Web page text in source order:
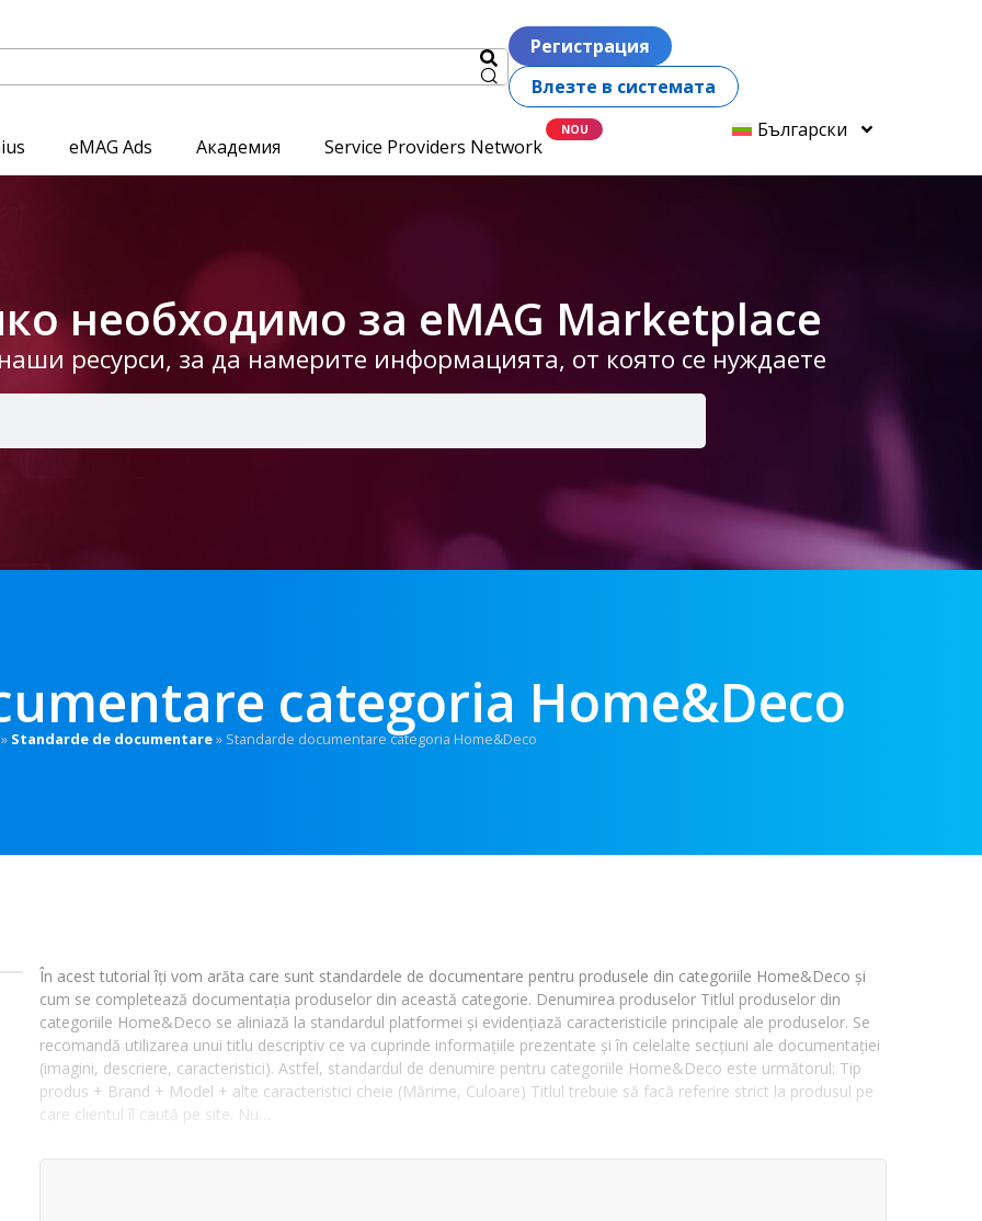
Регистрация
Влезте в системата
eMAG Ads Академия Service Providers Network
Български
необходимо за eMAG Marketplace
ресурси, за да намерите информацията, от която се нуждаете
categoria Home&Deco
Standarde de documentare» Standarde documentare categoria Home&Deco
În acest tutorial îți vom arăta care sunt standardele de documentare pentru produsele din categoriile Home&Deco și
cum se completează documentația produselor din această categorie. Denumirea produselor Titlul produselor din
categoriile Home&Deco se aliniază la standardul platformei și evidențiază caracteristicile principale ale produselor. Se
recomandă utilizarea unui titlu descriptiv ce va cuprinde informațiile prezentate și în celelalte secțiuni ale documentației
(imagini, descriere, caracteristici). Astfel, standardul de denumire pentru categoriile Home&Deco este următorul: Tip
produs + Brand + Model + alte caracteristici cheie (Mărime, Culoare) Titlul trebuie să facă referire strict la produsul pe
care clientul îl caută pe site. Nu…